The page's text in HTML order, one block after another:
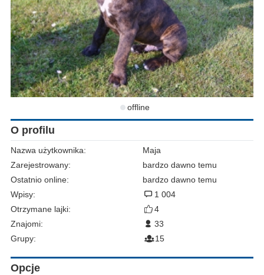
offline
O profilu
Nazwa użytkownika:
Maja
Zarejestrowany:
bardzo dawno temu
Ostatnio online:
bardzo dawno temu
Wpisy:
1 004
Otrzymane lajki:
4
Znajomi:
33
Grupy:
15
Opcje